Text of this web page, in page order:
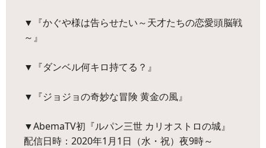
▼『かぐや様は告らせたい～天才たちの恋愛頭脳戦
～』
▼『ダンベル何キロ持てる？』
▼『ジョジョの奇妙な冒険 黄金の風』
▼AbemaTV初『ルパン三世 カリオストロの城』
配信日時：2020年1月1日（水・祝）夜9時～